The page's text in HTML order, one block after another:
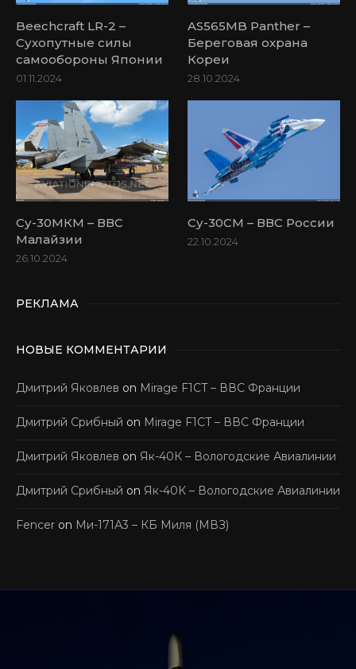
Beechcraft LR-2 –
Сухопутные силы
самообороны Японии
01.11.2024
AS565MB Panther –
Береговая охрана
Кореи
28.10.2024
Су-30МКМ – ВВС
Малайзии
26.10.2024
Су-30СМ – ВВС России
22.10.2024
РЕКЛАМА
НОВЫЕ КОММЕНТАРИИ
Дмитрий Яковлев on Mirage F1CT – ВВС Франции
Дмитрий Срибный on Mirage F1CT – ВВС Франции
Дмитрий Яковлев on Як-40К – Вологодские Авиалинии
Дмитрий Срибный on Як-40К – Вологодские Авиалинии
Fencer on Ми-171А3 – КБ Миля (МВЗ)